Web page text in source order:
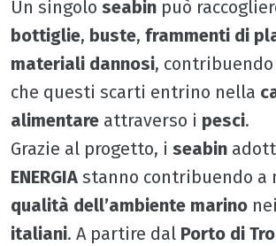
Un singolo seabin può
bottiglie, buste, frammenti di
materiali dannosi,
che questi scarti entrino nella
alimentare attraverso i pesci.
Grazie al progetto, i seabin
ENERGIA stanno contribuendo a
qualità dell’ambiente marino nei
italiani. A partire dal Porto di